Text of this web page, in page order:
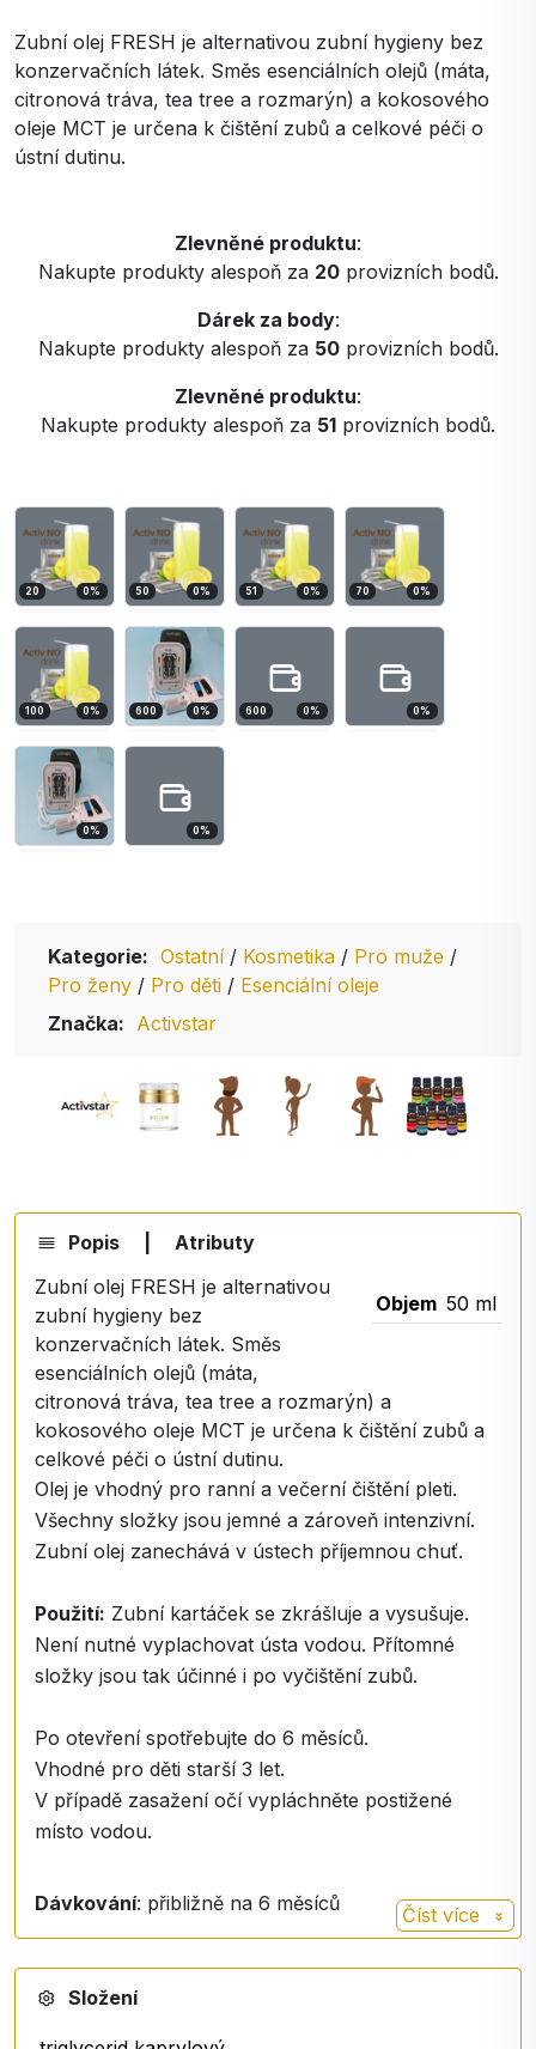
Zubní olej FRESH je alternativou zubní hygieny bez
konzervačních látek. Směs esenciálních olejů (máta,
citronová tráva, tea tree a rozmarýn) a kokosového
oleje MCT je určena k čištění zubů a celkové péči o
ústní dutinu.
Zlevněné produktu:
Nakupte produkty alespoň za 20provizních bodů.
Dárek za body:
Nakupte produkty alespoň za 50provizních bodů.
Zlevněné produktu:
Nakupte produkty alespoň za 51 provizních bodů.
20 0% 50 0% 51 0% 70 0%
100 0% 600 0% 600 0% 0%
0% 0%
Kategorie: Ostatní / Kosmetika / Pro muže /
Pro ženy / Pro děti / Esenciální oleje
Značka: Activstar
Popis Atributy
Objem 50 ml
Zubní olej FRESH je alternativou
zubní hygieny bez
konzervačních látek. Směs
esenciálních olejů (máta,
citronová tráva, tea tree a rozmarýn) a
kokosového oleje MCT je určena k čištění zubů a
celkové péči o ústní dutinu.
Olej je vhodný pro ranní a večerní čištění pleti.
Všechny složky jsou jemné a zároveň intenzivní.
Zubní olej zanechává v ústech příjemnou chuť.
Použití: Zubní kartáček se zkrášluje a vysušuje.
Není nutné vyplachovat ústa vodou. Přítomné
složky jsou tak účinné i po vyčištění zubů.
Po otevření spotřebujte do 6 měsíců.
Vhodné pro děti starší 3 let.
V případě zasažení očí vypláchněte postižené
místo vodou.
Dávkování: přibližně na 6 měsíců Číst více
Složení